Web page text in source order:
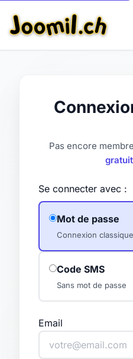
Pas encore
Se connecter avec :
Mot de passe
Connexion classique
Code SMS
Sans mot de passe
Email